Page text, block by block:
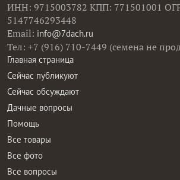
ИНН: 9715003782 КПП: 771501001
5147746293448
Email: info@7dach.ru
Тел: +7 (916) 710-7449 (семена не
Главная страница
Сейчас публикуют
Сейчас обсуждают
Дачные вопросы
Помощь
Все товары
Все фото
Все вопросы